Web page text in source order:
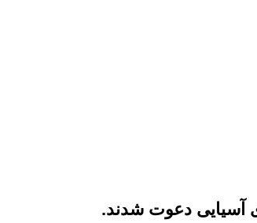
آسیایی دعوت شدند.